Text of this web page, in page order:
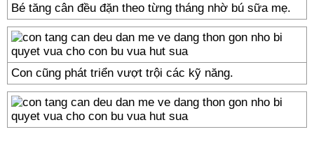
Bé tăng cân đều đặn theo từng tháng nhờ bú sữa mẹ.
Con cũng phát triển vượt trội các kỹ năng.